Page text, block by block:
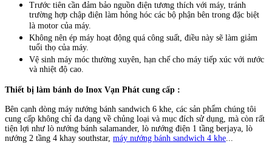
Trước tiên cần đảm bảo nguồn điện tương thích với máy, tránh
trường hợp chập điện làm hỏng hóc các bộ phận bên trong đặc biệt
là motor của máy.
Không nên ép máy hoạt động quá công suất, điều này sẽ làm giảm
tuổi thọ của máy.
Vệ sinh máy móc thường xuyên, hạn chế cho máy tiếp xúc với nước
và nhiệt độ cao.
Thiết bị làm bánh do Inox Vạn Phát cung cấp :
Bên cạnh dòng máy nướng bánh sandwich 6 khe, các sản phẩm chúng tôi
cung cấp không chỉ đa dạng về chủng loại và mục đích sử dụng, mà còn rất
tiện lợi như lò nướng bánh salamander, lò nướng điện 1 tầng berjaya, lò
nướng 2 tầng 4 khay southstar, máy nướng bánh sandwich 4 khe...